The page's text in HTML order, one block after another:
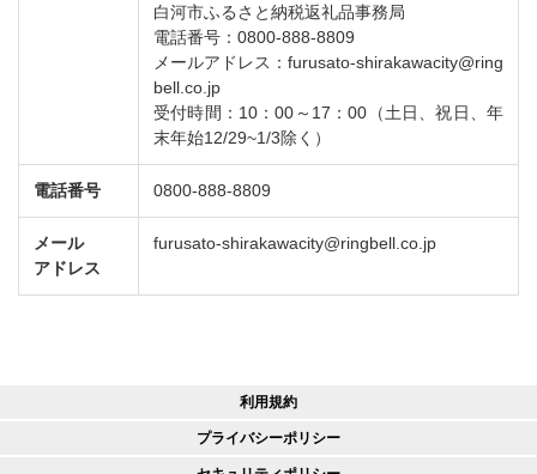
白河市ふるさと納税返礼品事務局
電話番号：0800-888-8809
メールアドレス：furusato-shirakawacity@ring
bell.co.jp
受付時間：10：00～17：00（土日、祝日、年
末年始12/29~1/3除く）
電話番号 0800-888-8809
メール
アドレス
furusato-shirakawacity@ringbell.co.jp
利用規約
プライバシーポリシー